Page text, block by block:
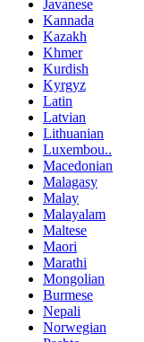
Javanese
Kannada
Kazakh
Khmer
Kurdish
Kyrgyz
Latin
Latvian
Lithuanian
Luxembou..
Macedonian
Malagasy
Malay
Malayalam
Maltese
Maori
Marathi
Mongolian
Burmese
Nepali
Norwegian